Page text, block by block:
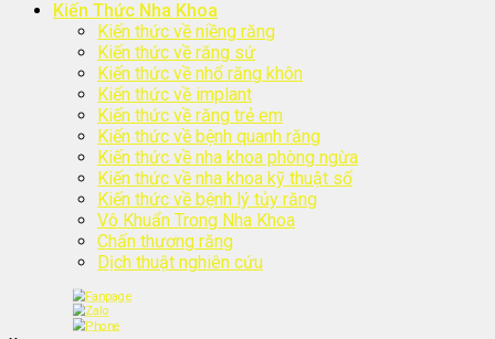
Kiến Thức Nha Khoa
Kiến thức về niềng răng
Kiến thức về răng sứ
Kiến thức về nhổ răng khôn
Kiến thức về implant
Kiến thức về răng trẻ em
Kiến thức về bệnh quanh răng
Kiến thức về nha khoa phòng ngừa
Kiến thức về nha khoa kỹ thuật số
Kiến thức về bệnh lý tủy răng
Vô Khuẩn Trong Nha Khoa
Chấn thương răng
Dịch thuật nghiên cứu